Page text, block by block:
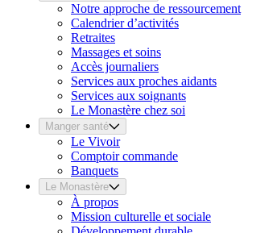
Notre approche de ressourcement
Calendrier d’activités
Retraites
Massages et soins
Accès journaliers
Services aux proches aidants
Services aux soignants
Le Monastère chez soi
Manger santé
Le Vivoir
Comptoir commande
Banquets
Le Monastère
À propos
Mission culturelle et sociale